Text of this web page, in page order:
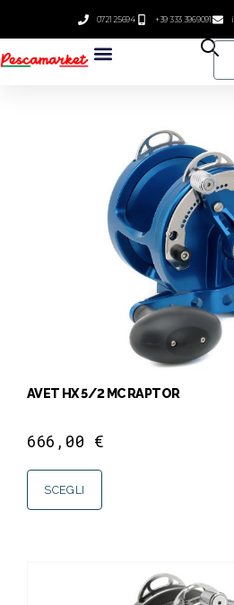
0721 25694 +39 333 3969091
AVET HX 5/2 MC RAPTOR
666,00 €
SCEGLI